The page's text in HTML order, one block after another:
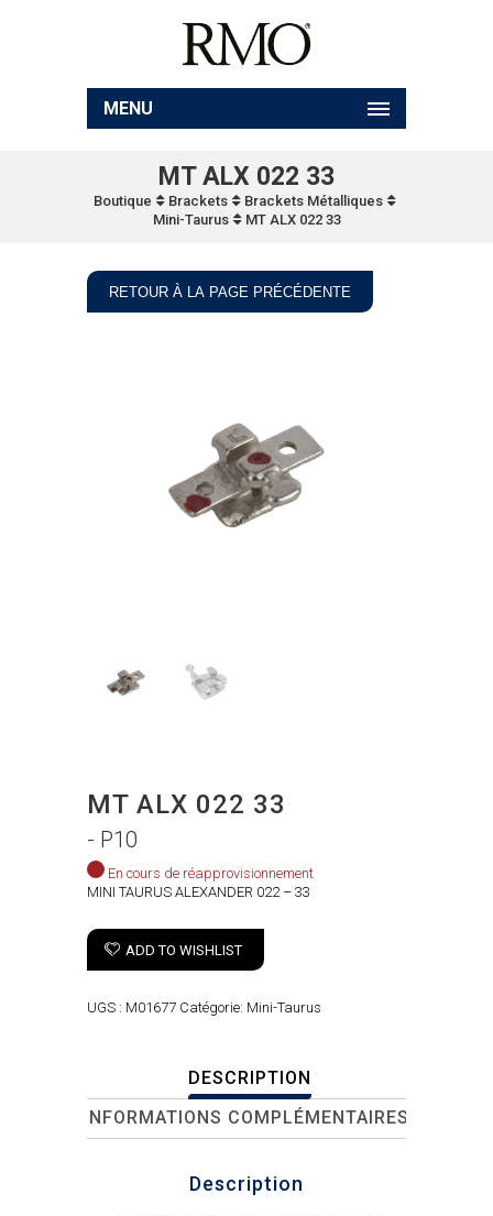
MENU
MT ALX 022 33
Boutique Brackets
Brackets Métalliques
Mini-Taurus
MT ALX 022 33
RETOUR À LA PAGE PRÉCÉDENTE
MT ALX 022 33
- P10
En cours de réapprovisionnement
MINI TAURUS ALEXANDER 022 – 33
ADD TO WISHLIST
UGS : M01677 Catégorie: Mini-Taurus
DESCRIPTION
INFORMATIONS COMPLÉMENTAIRES
Description